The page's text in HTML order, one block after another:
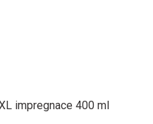
impregnace 400 ml